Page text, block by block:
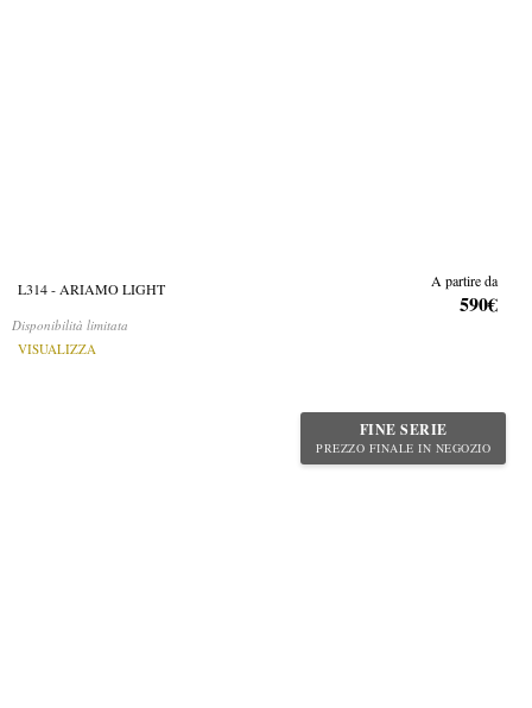
L314 - ARIAMO LIGHT
Disponibilità limitata
VISUALIZZA
A partire da
590€
FINE SERIE
PREZZO FINALE IN NEGOZIO